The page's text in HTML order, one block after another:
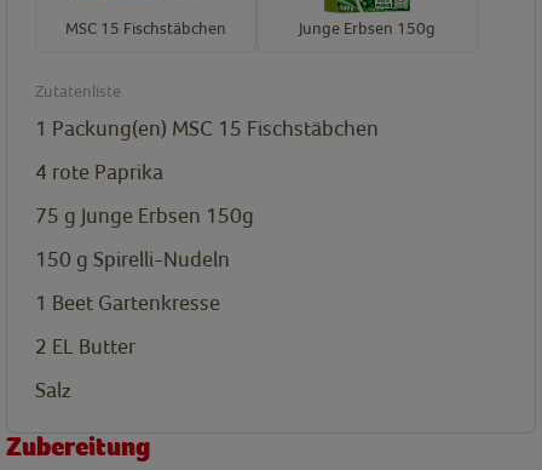
MSC 15 Fischstäbchen Junge Erbsen 150g
Zutatenliste
1 Packung(en) MSC 15 Fischstäbchen
4 rote Paprika
75 g Junge Erbsen 150g
150 g Spirelli-Nudeln
1 Beet Gartenkresse
2 EL Butter
Salz
Zubereitung